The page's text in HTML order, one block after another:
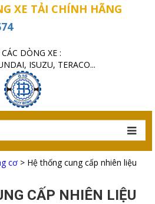
XE TẢI CHÍNH HÃNG
DÒNG XE :
ISUZU, TERACO...
cơ > Hệ thống cung cấp nhiên liệu
CẤP NHIÊN LIỆU